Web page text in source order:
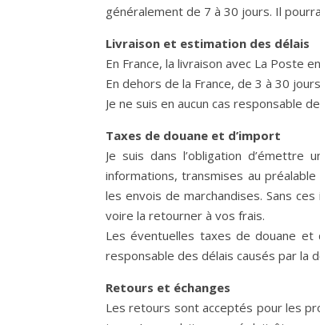
généralement de 7 à 30 jours. Il
Livraison et estimation des délais
En France, la livraison avec La Poste
En dehors de la France, de 3 à 30
Je ne suis en aucun cas responsable
Taxes de douane et d’import
Je suis dans l’obligation d’émettre
informations, transmises au
les envois de marchandises. Sans
voire la retourner à vos frais.
Les éventuelles taxes de douane et
responsable des délais causés par la
Retours et échanges
Les retours sont acceptés pour les